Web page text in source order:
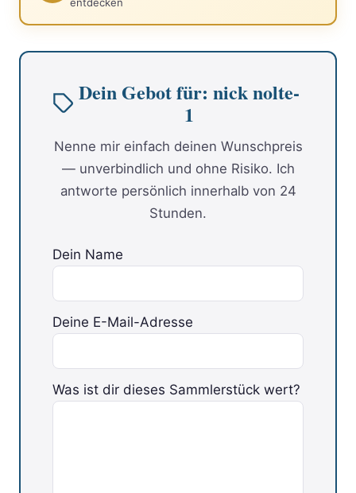
Dein Gebot für: nick nolte-
1
Nenne mir einfach deinen Wunschpreis
— unverbindlich und ohne Risiko. Ich
antworte persönlich innerhalb von 24
Stunden.
Dein Name
Deine E-Mail-Adresse
Bitte lasse dieses Feld leer.
Was ist dir dieses Sammlerstück wert?